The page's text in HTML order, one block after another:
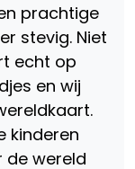
prachtige
stevig. Niet
echt op
en wij
kinderen
de wereld